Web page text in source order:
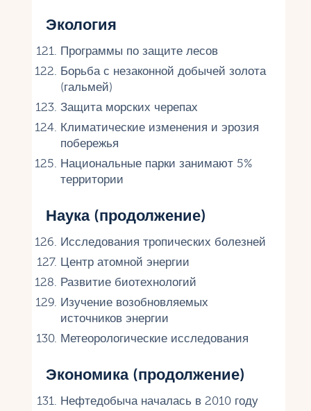
Экология
Программы по защите лесов
Борьба с незаконной добычей золота
(гальмей)
Защита морских черепах
Климатические изменения и эрозия
побережья
Национальные парки занимают 5%
территории
Наука (продолжение)
Исследования тропических болезней
Центр атомной энергии
Развитие биотехнологий
Изучение возобновляемых
источников энергии
Метеорологические исследования
Экономика (продолжение)
Нефтедобыча началась в 2010 году